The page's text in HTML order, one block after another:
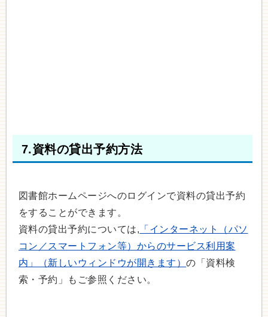
7.資料の貸出予約方法
図書館ホームページへのログインで資料の貸出予約
をすることができます。
資料の貸出予約については, 「インターネット（パソ
コン／スマートフォン等）からのサービス利用案
内」（新しいウィンドウが開きます）の「資料検
索・予約」もご参照ください。